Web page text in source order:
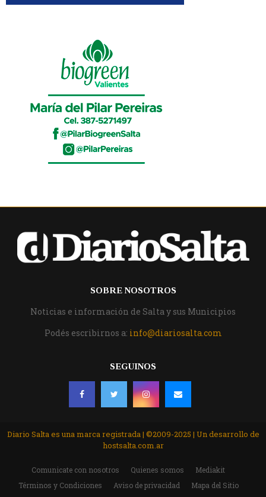
SOBRE NOSOTROS
Noticias e información de Salta y sus Municipios
Podés escribirnos a: info@diariosalta.com
SEGUINOS
Diario Salta es una marca registrada | ©2009-2025 | Un desarrollo de
hostsalta.com.ar
Comunicate con nosotros Quienes somos
Mediakit
Términos y Condiciones
Aviso de privacidad
Mapa del Sitio